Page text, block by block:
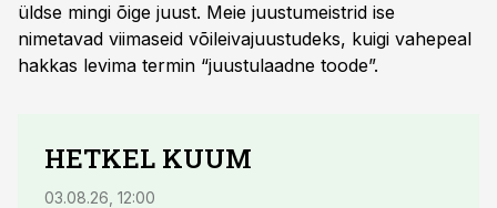
üldse mingi õige juust. Meie juustumeistrid ise
nimetavad viimaseid võileivajuustudeks, kuigi vahepeal
hakkas levima termin “juustulaadne toode”.
HETKEL KUUM
03.08.26, 12:00